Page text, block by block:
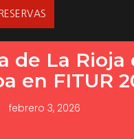
RESERVAS
de La Rioja
en FITUR
febrero 3, 2026